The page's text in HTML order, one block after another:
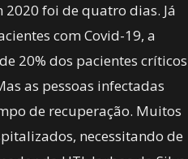
foi de quatro dias. Já
com Covid-19, a
20% dos pacientes críticos
as pessoas infectadas
de recuperação. Muitos
necessitando de